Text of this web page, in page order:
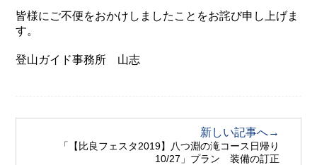
皆様にご不便をおかけしましたことをお詫び申し上げま
す。
登山ガイド事務所 山志
新しい記事へ→
「【比良フェスタ2019】八つ淵の滝コース日帰り
10/27」プラン 装備の訂正